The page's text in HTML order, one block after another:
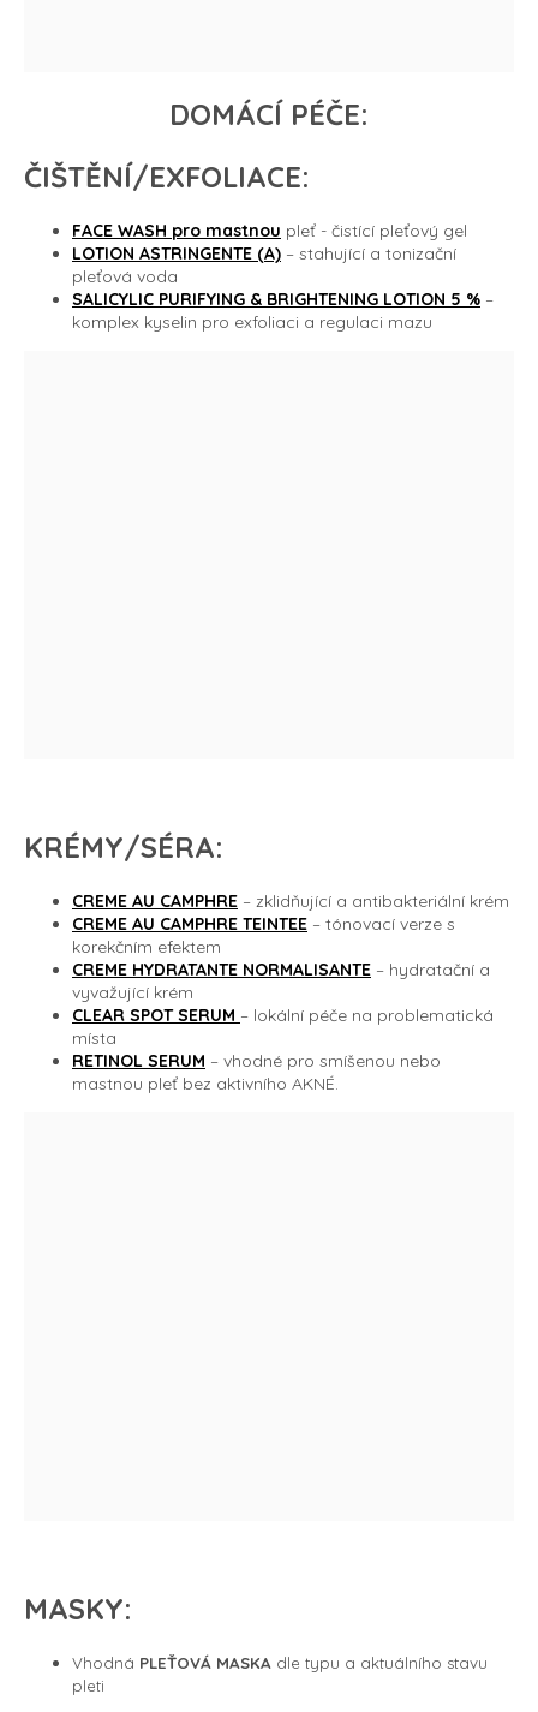
DOMÁCÍ PÉČE:
ČIŠTĚNÍ/EXFOLIACE:
FACE WASH pro mastnou pleť - čistící pleťový gel
LOTION ASTRINGENTE (A) – stahující a tonizační
pleťová voda
SALICYLIC PURIFYING & BRIGHTENING LOTION 5 % –
komplex kyselin pro exfoliaci a regulaci mazu
KRÉMY/SÉRA:
CREME AU CAMPHRE – zklidňující a antibakteriální krém
CREME AU CAMPHRE TEINTEE – tónovací verze s
korekčním efektem
CREME HYDRATANTE NORMALISANTE – hydratační a
vyvažující krém
CLEAR SPOT SERUM – lokální péče na problematická
místa
RETINOL SERUM – vhodné pro smíšenou nebo
mastnou pleť bez aktivního AKNÉ.
MASKY:
Vhodná PLEŤOVÁ MASKA dle typu a aktuálního stavu
pleti